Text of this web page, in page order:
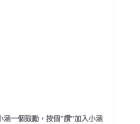
涵一個鼓勵，按個”讚”加入小涵